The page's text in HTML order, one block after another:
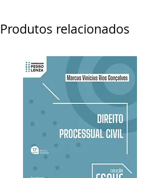
Produtos relacionados